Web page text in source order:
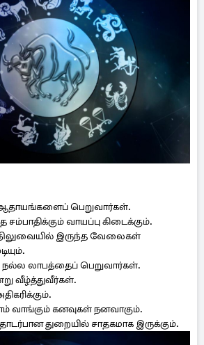
ஆதாயங்களைப் பெறுவார்கள்.
வாயப்பு கிடைக்கும்.
இருந்த வேலைகள்
லாபத்தைப் பெறுவார்கள்.
வீழ்த்துவீர்கள்.
வாங்கும் கனவுகள் நனவாகும்.
துறையில் சாதகமாக இருக்கும்.